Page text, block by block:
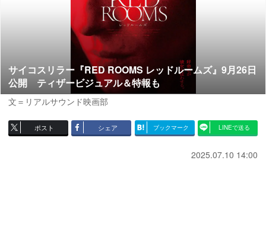
サイコスリラー『RED ROOMS レッドルームズ』9月26日
公開 ティザービジュアル＆特報も
文＝リアルサウンド映画部
ポスト シェア ブックマーク LINEで送る
2025.07.10 14:00